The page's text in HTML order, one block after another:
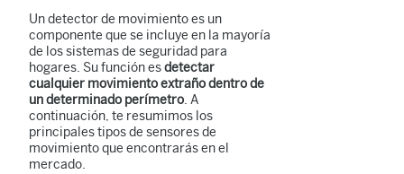
Un detector de movimiento es un
componente que se incluye en la mayoría
de los sistemas de seguridad para
hogares. Su función esdetectar
cualquier movimiento extraño dentro de
un determinado perímetro. A
continuación, te resumimos los
principales tipos de sensores de
movimiento que encontrarás en el
mercado.